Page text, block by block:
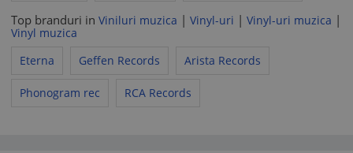
Top branduri in Viniluri muzica | Vinyl-uri | Vinyl-uri muzica |
Vinyl muzica
Eterna
Geffen Records Arista Records
Phonogram rec RCA Records